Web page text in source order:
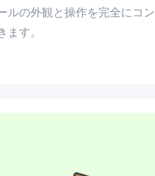
ルの外観と操作を完全にコ
ます。